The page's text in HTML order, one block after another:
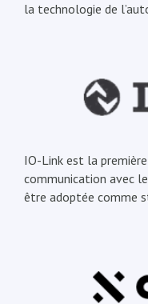
la technologie de
IO-Link est la
communication avec
être adoptée comme